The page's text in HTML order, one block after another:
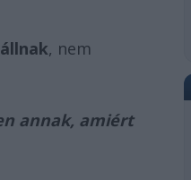
, nem
annak, amiért